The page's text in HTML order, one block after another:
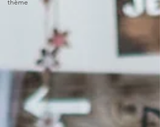
thème